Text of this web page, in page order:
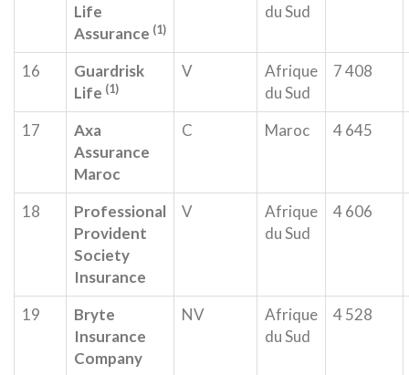
Life
Assurance (1)
du Sud
16
Guardrisk
Life (1)
V
Afrique
du Sud
7 408
17
Axa
Assurance
Maroc
C Maroc 4 645
18
Professional
Provident
Society
Insurance
V
Afrique
du Sud
4 606
19
Bryte
Insurance
Company
NV
Afrique
du Sud
4 528